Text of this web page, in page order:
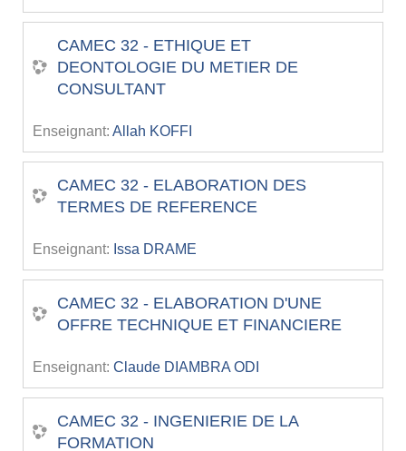
CAMEC 32 - ETHIQUE ET
DEONTOLOGIE DU METIER DE
CONSULTANT
Enseignant: Allah KOFFI
CAMEC 32 - ELABORATION DES
TERMES DE REFERENCE
Enseignant: Issa DRAME
CAMEC 32 - ELABORATION D'UNE
OFFRE TECHNIQUE ET FINANCIERE
Enseignant: Claude DIAMBRA ODI
CAMEC 32 - INGENIERIE DE LA
FORMATION